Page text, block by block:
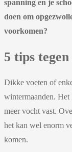
spanning en je
doen om
voorkomen?
5 tips
Dikke voeten of
wintermaanden.
meer vocht vast.
het kan wel enorm
komen.